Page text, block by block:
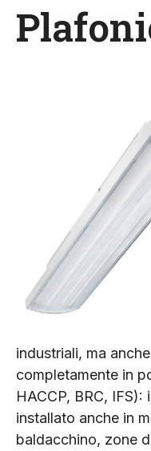
industriali, ma
completamente in
HACCP, BRC,
installato anche in
baldacchino, zone